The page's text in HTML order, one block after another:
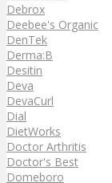
Debrox
Deebee's Organic
DenTek
Derma:B
Desitin
Deva
DevaCurl
Dial
DietWorks
Doctor Arthritis
Doctor's Best
Domeboro